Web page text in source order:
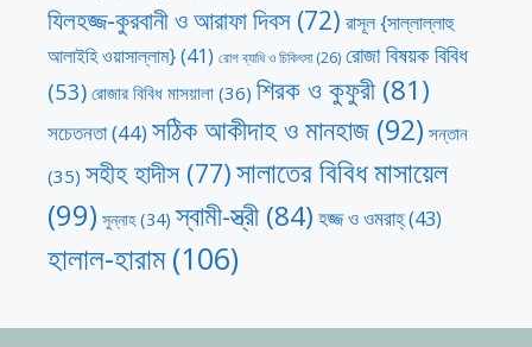
যিলহজ্জ-কুরবানী ও আরাফা দিবস (72) রাসূল {সাল্লাল্লাহু
আলাইহি ওয়াসাল্লাম}(41) রোগ ব্যাধি ও চিকিৎসা(26) রোজা বিষয়ক বিবিধ
(53) রোজার বিবিধ মাসয়ালা (36) শিরক ও কুফুরী (81)
সচেতনতা(44) সঠিক আকীদাহ ও মানহাজ (92) সন্তান
(35) সহীহ হাদীস(77)সালাতের বিবিধ মাসায়েল
(99) সুন্নাহ(34) স্বামী-স্ত্রী(84) হজ্জ ও ওমরাহ্‌(43)
হালাল-হারাম(106)